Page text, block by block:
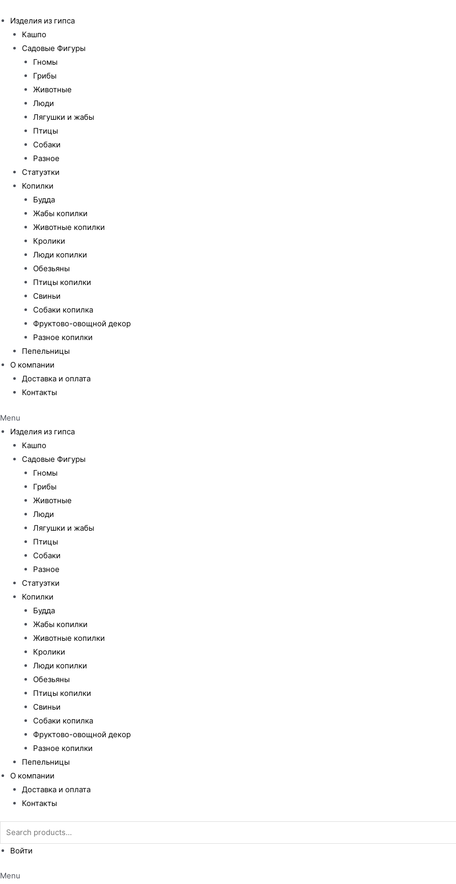
к
содержимому
Изделия из гипса
Кашпо
Садовые Фигуры
Гномы
Грибы
Животные
Люди
Лягушки и жабы
Птицы
Собаки
Разное
Статуэтки
Копилки
Будда
Жабы копилки
Животные копилки
Кролики
Люди копилки
Обезьяны
Птицы копилки
Свиньи
Собаки копилка
Фруктово-овощной декор
Разное копилки
Пепельницы
О компании
Доставка и оплата
Контакты
Menu
Изделия из гипса
Кашпо
Садовые Фигуры
Гномы
Грибы
Животные
Люди
Лягушки и жабы
Птицы
Собаки
Разное
Статуэтки
Копилки
Будда
Жабы копилки
Животные копилки
Кролики
Люди копилки
Обезьяны
Птицы копилки
Свиньи
Собаки копилка
Фруктово-овощной декор
Разное копилки
Пепельницы
О компании
Доставка и оплата
Контакты
Search
for:
Войти
Menu